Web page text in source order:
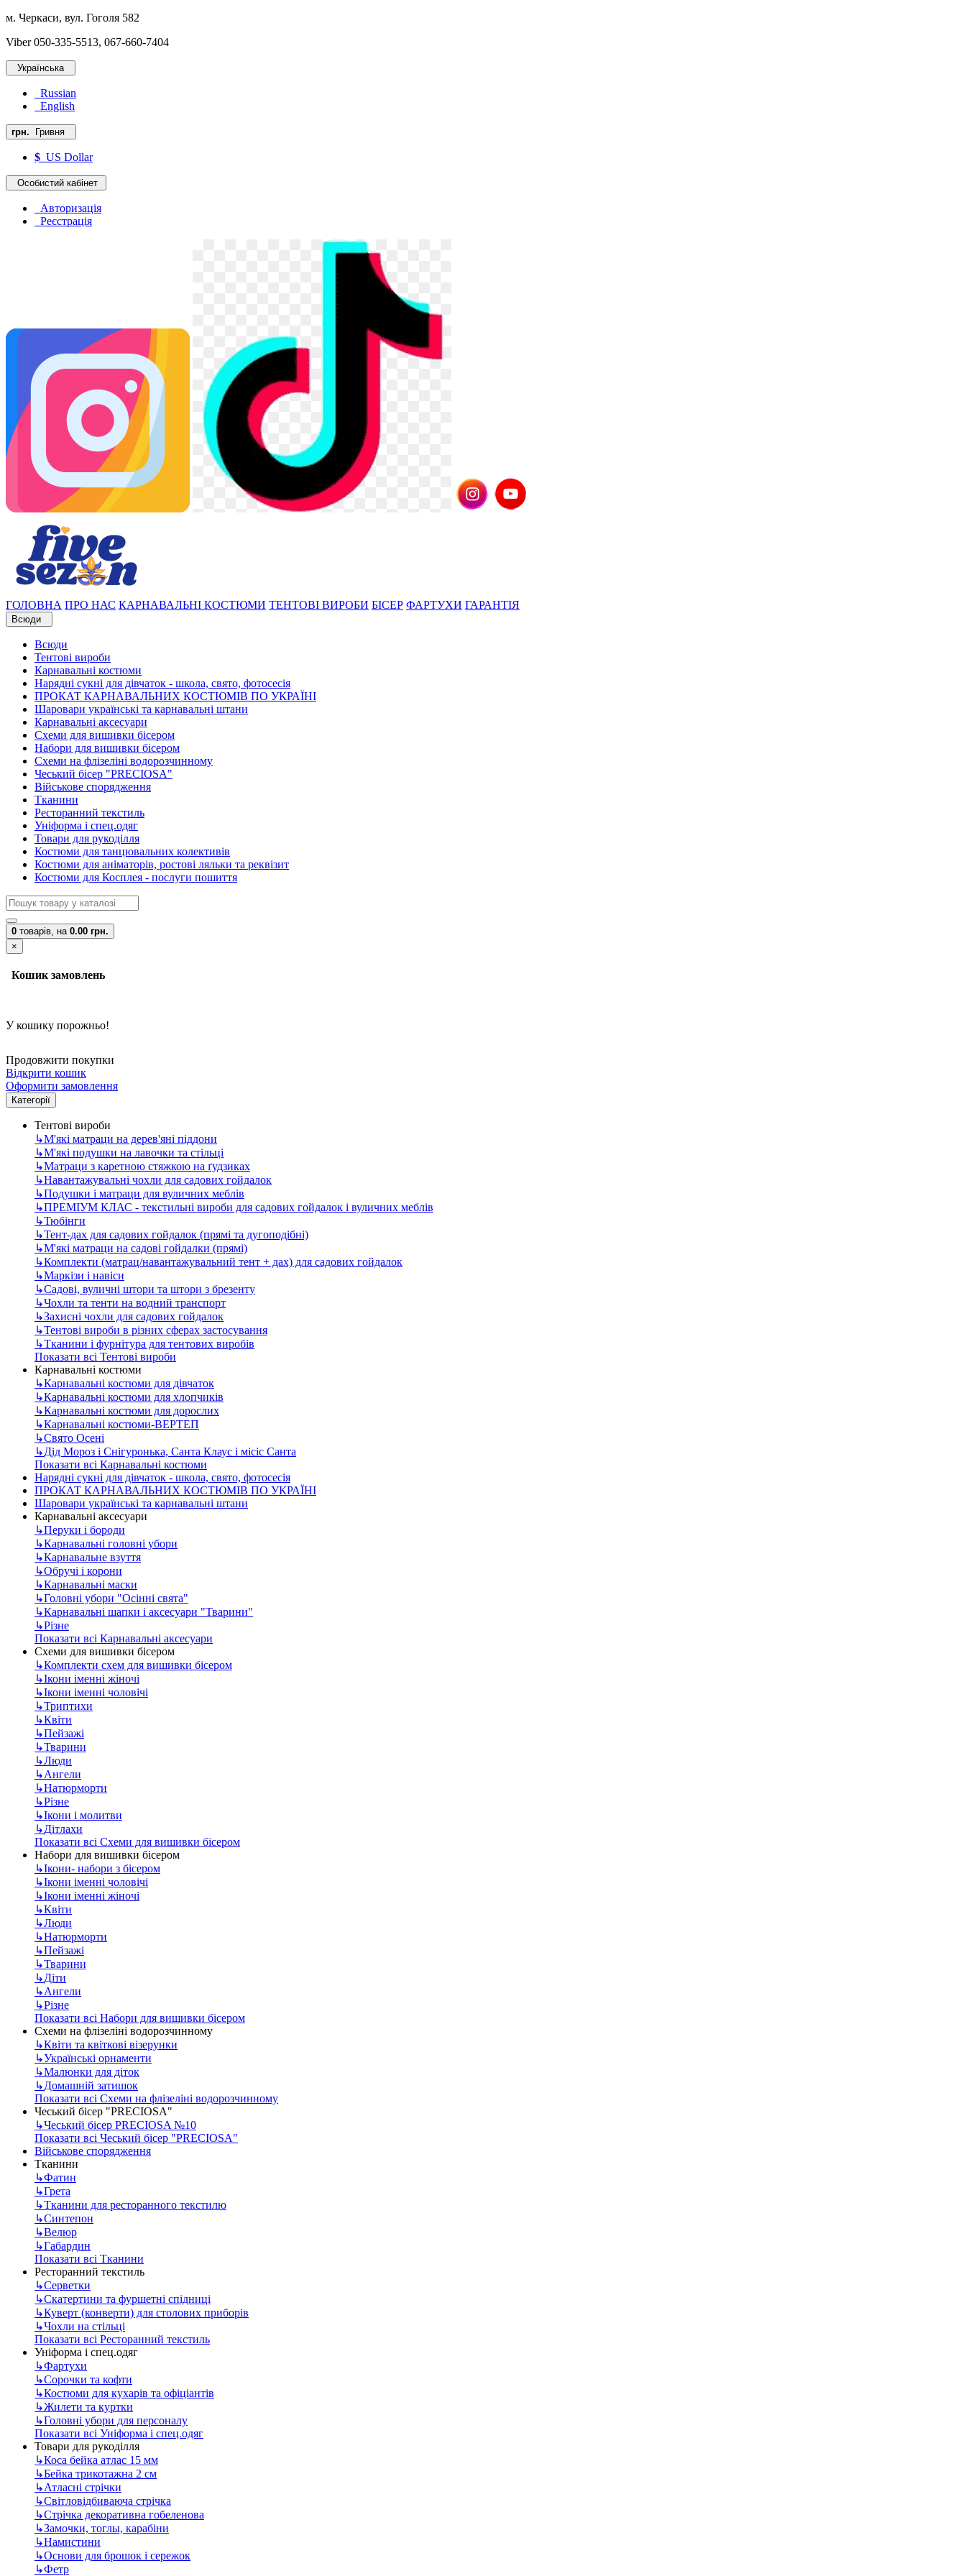
м. Черкаси, вул. Гоголя 582
Viber 050-335-5513, 067-660-7404
Українська
Russian
English
грн. Гривня
$ US Dollar
Особистий кабінет
Авторизація
Реєстрація
ГОЛОВНА ПРО НАС КАРНАВАЛЬНІ КОСТЮМИ ТЕНТОВІ ВИРОБИ БІСЕР ФАРТУХИ ГАРАНТІЯ
Всюди
Всюди
Тентові вироби
Карнавальні костюми
Нарядні сукні для дівчаток - школа, свято, фотосесія
ПРОКАТ КАРНАВАЛЬНИХ КОСТЮМІВ ПО УКРАЇНІ
Шаровари українські та карнавальні штани
Карнавальні аксесуари
Схеми для вишивки бісером
Набори для вишивки бісером
Схеми на флізеліні водорозчинному
Чеський бісер "PRECIOSA"
Військове спорядження
Тканини
Ресторанний текстиль
Уніформа і спец.одяг
Товари для рукоділля
Костюми для танцювальних колективів
Костюми для аніматорів, ростові ляльки та реквізит
Костюми для Косплея - послуги пошиття
0 товарів, на 0.00 грн.
×
Кошик замовлень
У кошику порожньо!
Продовжити покупки
Відкрити кошик
Оформити замовлення
Категорії
Тентові вироби
↳М'які матраци на дерев'яні піддони
↳М'які подушки на лавочки та стільці
↳Матраци з каретною стяжкою на ґудзиках
↳Навантажувальні чохли для садових гойдалок
↳Подушки і матраци для вуличних меблів
↳ПРЕМІУМ КЛАС - текстильні вироби для садових гойдалок і вуличних меблів
↳Тюбінги
↳Тент-дах для садових гойдалок (прямі та дугоподібні)
↳М'які матраци на садові гойдалки (прямі)
↳Комплекти (матрац/навантажувальний тент + дах) для садових гойдалок
↳Маркізи і навіси
↳Садові, вуличні штори та штори з брезенту
↳Чохли та тенти на водний транспорт
↳Захисні чохли для садових гойдалок
↳Тентові вироби в різних сферах застосування
↳Тканини і фурнітура для тентових виробів
Показати всі Тентові вироби
Карнавальні костюми
↳Карнавальні костюми для дівчаток
↳Карнавальні костюми для хлопчиків
↳Карнавальні костюми для дорослих
↳Карнавальні костюми-ВЕРТЕП
↳Свято Осені
↳Дід Мороз і Снігуронька, Санта Клаус і місіс Санта
Показати всі Карнавальні костюми
Нарядні сукні для дівчаток - школа, свято, фотосесія
ПРОКАТ КАРНАВАЛЬНИХ КОСТЮМІВ ПО УКРАЇНІ
Шаровари українські та карнавальні штани
Карнавальні аксесуари
↳Перуки і бороди
↳Карнавальні головні убори
↳Карнавальне взуття
↳Обручі і корони
↳Карнавальні маски
↳Головні убори "Осінні свята"
↳Карнавальні шапки і аксесуари "Тварини"
↳Різне
Показати всі Карнавальні аксесуари
Схеми для вишивки бісером
↳Комплекти схем для вишивки бісером
↳Ікони іменні жіночі
↳Ікони іменні чоловічі
↳Триптихи
↳Квіти
↳Пейзажі
↳Тварини
↳Люди
↳Ангели
↳Натюрморти
↳Різне
↳Ікони і молитви
↳Дітлахи
Показати всі Схеми для вишивки бісером
Набори для вишивки бісером
↳Ікони- набори з бісером
↳Ікони іменні чоловічі
↳Ікони іменні жіночі
↳Квіти
↳Люди
↳Натюрморти
↳Пейзажі
↳Тварини
↳Діти
↳Ангели
↳Різне
Показати всі Набори для вишивки бісером
Схеми на флізеліні водорозчинному
↳Квіти та квіткові візерунки
↳Українські орнаменти
↳Малюнки для діток
↳Домашній затишок
Показати всі Схеми на флізеліні водорозчинному
Чеський бісер "PRECIOSA"
↳Чеський бісер PRECIOSA №10
Показати всі Чеський бісер "PRECIOSA"
Військове спорядження
Тканини
↳Фатин
↳Грета
↳Тканини для ресторанного текстилю
↳Синтепон
↳Велюр
↳Габардин
Показати всі Тканини
Ресторанний текстиль
↳Серветки
↳Скатертини та фуршетні спідниці
↳Куверт (конверти) для столових приборів
↳Чохли на стільці
Показати всі Ресторанний текстиль
Уніформа і спец.одяг
↳Фартухи
↳Сорочки та кофти
↳Костюми для кухарів та офіціантів
↳Жилети та куртки
↳Головні убори для персоналу
Показати всі Уніформа і спец.одяг
Товари для рукоділля
↳Коса бейка атлас 15 мм
↳Бейка трикотажна 2 см
↳Атласні стрічки
↳Світловідбиваюча стрічка
↳Стрічка декоративна гобеленова
↳Замочки, тоглы, карабіни
↳Намистини
↳Основи для брошок і сережок
↳Фетр